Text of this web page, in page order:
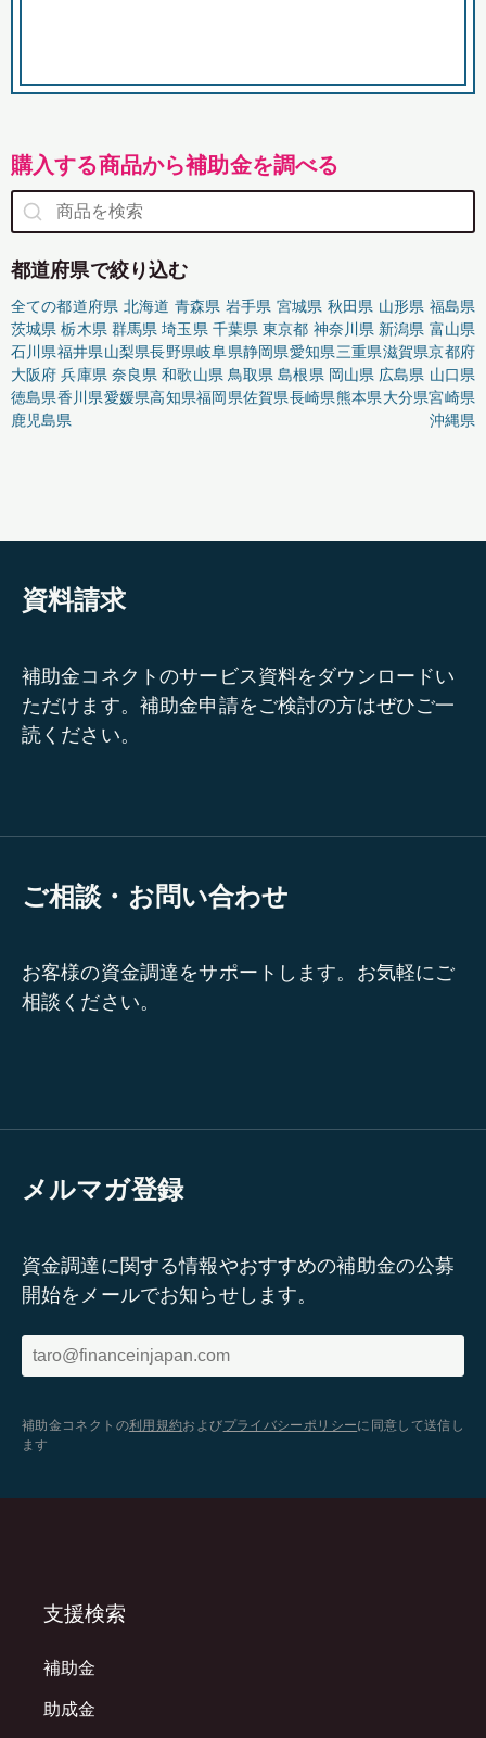
購入する商品から補助金を調べる
都道府県で絞り込む
全ての都道府県 北海道 青森県 岩手県 宮城県 秋田県 山形県 福島県
茨城県 栃木県 群馬県 埼玉県 千葉県 東京都 神奈川県 新潟県 富山県
石川県福井県山梨県長野県岐阜県静岡県愛知県三重県滋賀県京都府
大阪府 兵庫県 奈良県 和歌山県 鳥取県 島根県 岡山県 広島県 山口県
徳島県香川県愛媛県高知県福岡県佐賀県長崎県熊本県大分県宮崎県
鹿児島県
沖縄県
資料請求
補助金コネクトのサービス資料をダウンロードい
ただけます。補助金申請をご検討の方はぜひご一
読ください。
ご相談・お問い合わせ
お客様の資金調達をサポートします。お気軽にご
相談ください。
メルマガ登録
資金調達に関する情報やおすすめの補助金の公募
開始をメールでお知らせします。
補助金コネクトの利用規約およびプライバシーポリシーに同意して送信し
ます
支援検索
補助金
助成金